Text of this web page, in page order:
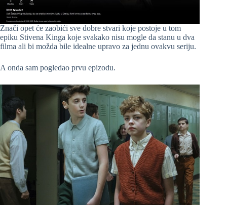
Znači opet će zaobići sve dobre stvari koje postoje u tom
epiku Stivena Kinga koje svakako nisu mogle da stanu u dva
filma ali bi možda bile idealne upravo za jednu ovakvu seriju.
A onda sam pogledao prvu epizodu.